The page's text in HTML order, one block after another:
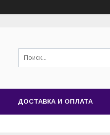
ДОСТАВКА И ОПЛАТА